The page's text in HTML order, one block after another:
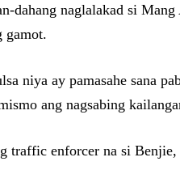
dahang naglalakad si
gamot.
niya ay pamasahe sana
ang nagsabing
enforcer na si